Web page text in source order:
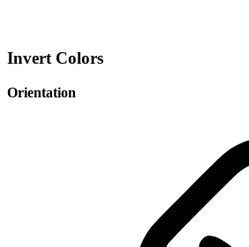
Invert Colors
Orientation